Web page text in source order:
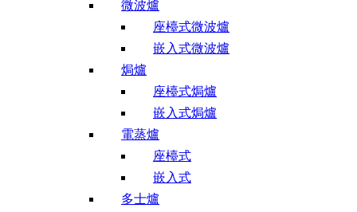
微波爐
座檯式微波爐
嵌入式微波爐
焗爐
座檯式焗爐
嵌入式焗爐
電蒸爐
座檯式
嵌入式
多士爐